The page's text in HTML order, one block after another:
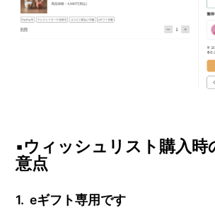
▪️ウィッシュリスト購入時
意点
1. eギフト専用です